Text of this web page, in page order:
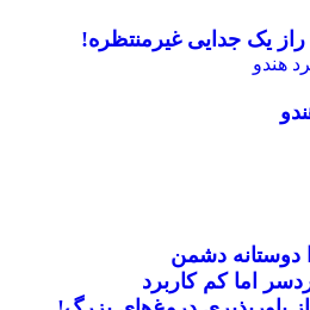
راز یک جدایی غیرمنتظره!
دوستانه دشمن
اما کم کاربرد